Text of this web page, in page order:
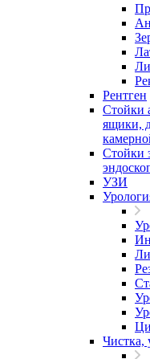
Рентген
Стойки
ящики,
Стойки
УЗИ
Чистка,